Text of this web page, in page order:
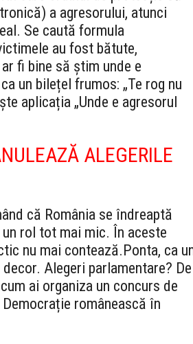
a agresorului, atunci
Se caută formula
au fost bătute,
fi bine să știm unde e
un bilețel frumos: „Te rog nu
aplicația „Unde e agresorul
ALEGERILE
că România se îndreaptă
un rol tot mai mic. În aceste
nu mai contează.Ponta, ca
Alegeri parlamentare? De
ai organiza un concurs de
românească în